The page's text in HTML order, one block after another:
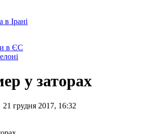
в Ірані
в ЄС
у заторах
грудня 2017, 16:32